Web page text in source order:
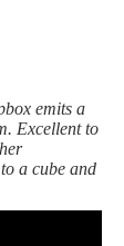
emits a
Excellent to
a cube and